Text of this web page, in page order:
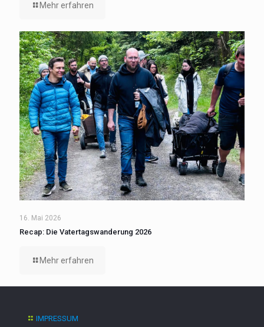
Mehr erfahren
16. Mai 2026
Recap: Die Vatertagswanderung 2026
Mehr erfahren
IMPRESSUM